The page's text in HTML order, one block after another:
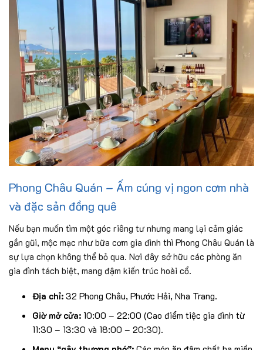
Phong Châu Quán – Ấm cúng vị ngon cơm nhà
và đặc sản đồng quê
Nếu bạn muốn tìm một góc riêng tư nhưng mang lại cảm giác
gần gũi, mộc mạc như bữa cơm gia đình thì Phong Châu Quán là
sự lựa chọn không thể bỏ qua. Nơi đây sở hữu các phòng ăn
gia đình tách biệt, mang đậm kiến trúc hoài cổ.
Địa chỉ:32 Phong Châu, Phước Hải, Nha Trang.
Giờ mở cửa:10:00 – 22:00 (Cao điểm tiệc gia đình từ
11:30 – 13:30 và 18:00 – 20:30).